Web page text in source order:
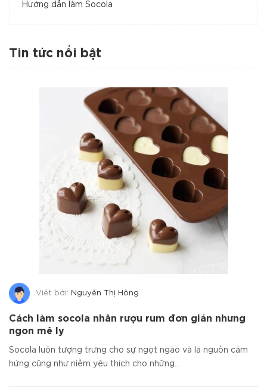
Hướng dẫn làm Socola
Tin tức nổi bật
Viết bởi: Nguyễn Thị Hồng
Cách làm socola nhân rượu rum đơn giản nhưng
ngon mê ly
Socola luôn tượng trưng cho sự ngọt ngào và là nguồn cảm
hứng cũng như niềm yêu thích cho những...